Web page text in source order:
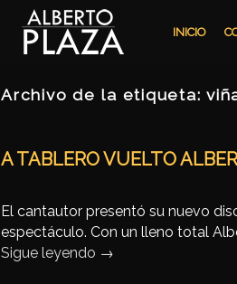
INICIO
Archivo de la etiqueta:
A TABLERO VUELTO
El cantautor presentó su nuevo
espectáculo. Con un lleno total
Sigue leyendo →